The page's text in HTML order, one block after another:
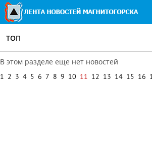
ТОП
В этом разделе еще нет новостей
1 2 3 4 5 6 7 8 9 10 11 12 13 14 15 16